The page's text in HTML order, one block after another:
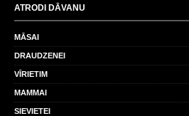
ATRODI DĀVANU
MĀSAI
DRAUDZENEI
VĪRIETIM
MAMMAI
SIEVIETEI